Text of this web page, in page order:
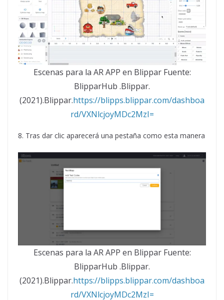
Escenas para la AR APP en Blippar Fuente:
BlipparHub .Blippar.
(2021).Blippar.https://blipps.blippar.com/dashboa
rd/VXNlcjoyMDc2MzI=
8. Tras dar clic aparecerá una pestaña como esta manera
Escenas para la AR APP en Blippar Fuente:
BlipparHub .Blippar.
(2021).Blippar.https://blipps.blippar.com/dashboa
rd/VXNlcjoyMDc2MzI=